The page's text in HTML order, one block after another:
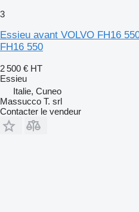
3
Essieu avant VOLVO FH16
FH16 550
2 500 € HT
Essieu
Italie, Cuneo
Massucco T. srl
Contacter le vendeur